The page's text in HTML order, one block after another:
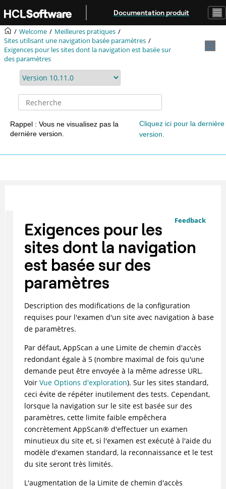
Aller au contenu principal
Documentation produit
Welcome
Meilleures pratiques
Sites utilisant une navigation basée paramètres
Exigences pour les sites dont la navigation est basée sur
des paramètres
Rappel : Vous ne visualisez pas la
dernière version.
Cliquez ici pour la dernière
version.
Feedback
Exigences pour les
sites dont la navigation
est basée sur des
paramètres
Description des modifications de la configuration
requises pour l'examen d'un site avec navigation à base
de paramètres.
Par défaut, AppScan a une Limite de chemin d'accès
redondant égale à 5 (nombre maximal de fois qu'une
demande peut être envoyée à la même adresse URL.
Voir Vue Options d'exploration). Sur les sites standard,
ceci évite de répéter inutilement des tests. Cependant,
lorsque la navigation sur le site est basée sur des
paramètres, cette limite faible empêchera
concrètement AppScan® d'effectuer un examen
minutieux du site et, si l'examen est exécuté à l'aide du
modèle d'examen standard, la reconnaissance et le test
du site seront très limités.
L'augmentation de la Limite de chemin d'accès